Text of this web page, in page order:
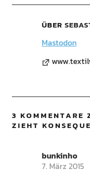
ÜBER
Mastodon
3 KOMMENTARE
ZIEHT
bunkinho
7. März 2015